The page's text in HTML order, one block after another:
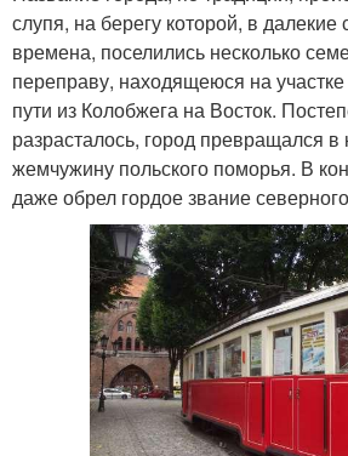
слупя, на берегу которой, в
времена, поселились несколько
переправу, находящеюся на участке
пути из Колобжега на Восток.
разрасталось, город превращался
жемчужину польского поморья. В
даже обрел гордое звание